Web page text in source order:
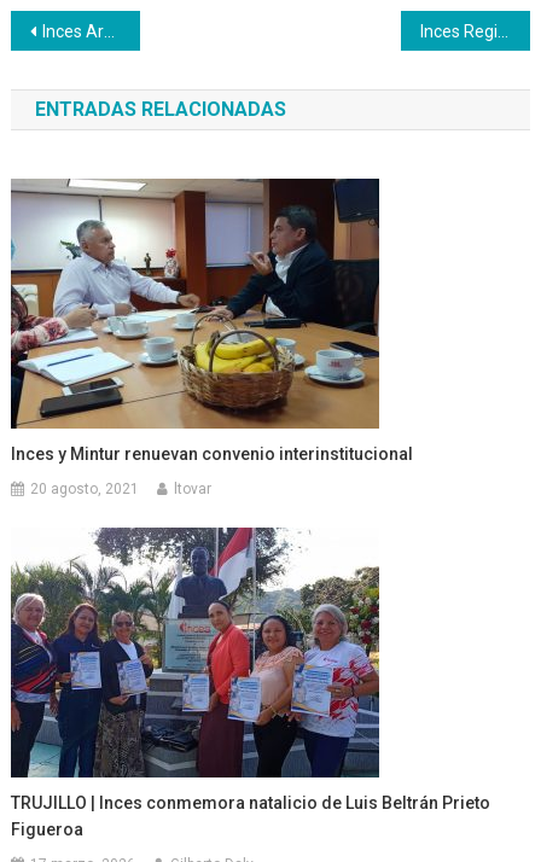
Navegación
de
entradas
Inces Aragua formará a 55.580 participantes en el primer trimestre de 2019
ENTRADAS RELACIONADAS
Inces y Mintur renuevan convenio interinstitucional
20 agosto, 2021 ltovar
TRUJILLO | Inces conmemora natalicio de Luis Beltrán Prieto
Figueroa